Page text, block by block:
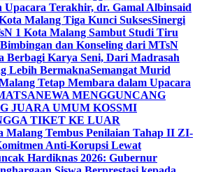
Upacara Terakhir, dr. Gamal Albinsaid
Malang Tiga Kunci SuksesSinergi
1 Kota Malang Sambut Studi Tiru
dan Konseling dari MTsN
Berbagi Karya Seni, Dari Madrasah
Lebih BermaknaSemangat Murid
Tetap Membara dalam Upacara
MENGGUNCANG
JUARA UMUM KOSSMI
TIKET KE LUAR
Malang Tembus Penilaian Tahap II ZI-
Anti-Korupsi Lewat
Hardiknas 2026: Gubernur